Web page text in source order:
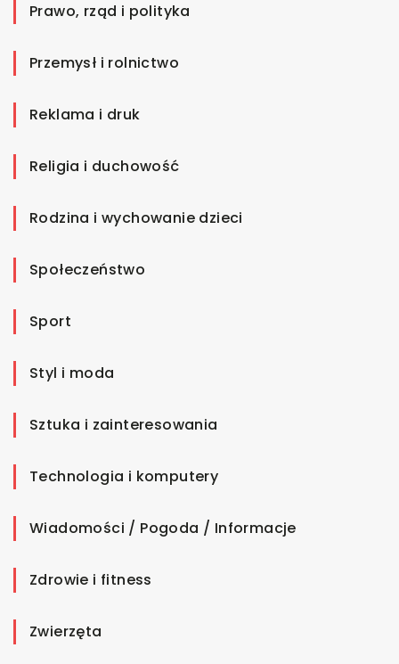
Prawo, rząd i polityka
Przemysł i rolnictwo
Reklama i druk
Religia i duchowość
Rodzina i wychowanie dzieci
Społeczeństwo
Sport
Styl i moda
Sztuka i zainteresowania
Technologia i komputery
Wiadomości / Pogoda / Informacje
Zdrowie i fitness
Zwierzęta